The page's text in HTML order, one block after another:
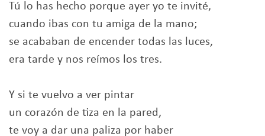
Tú lo has hecho porque ayer yo te invité,
cuando ibas con tu amiga de la mano;
se acababan de encender todas las luces,
era tarde y nos reímos los tres.
Y si te vuelvo a ver pintar
un corazón de tiza en la pared,
te voy a dar una paliza por haber